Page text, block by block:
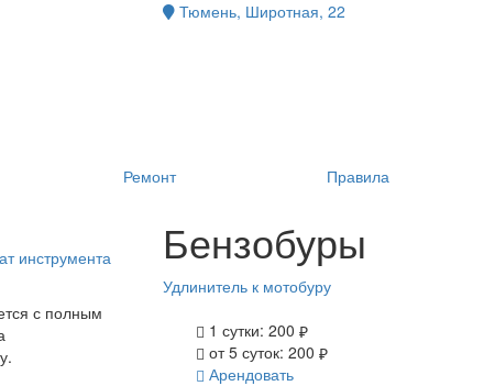
Тюмень, Широтная, 22
Ремонт Правила
инструмента
с полным
Бензобуры
Удлинитель к мотобуру
1 сутки: 200
от 5 суток: 200
Арендовать